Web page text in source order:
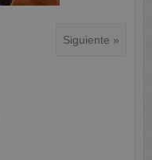
Siguiente »